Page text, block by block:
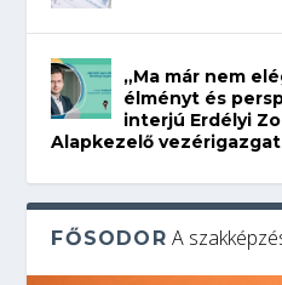
„Ma már nem
élményt és
interjú Erdélyi
Alapkezelő
FŐSODOR A